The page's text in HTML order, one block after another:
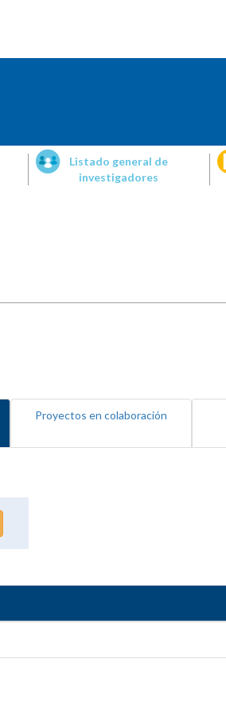
Listado general de
investigadores
Proyectos en colaboración